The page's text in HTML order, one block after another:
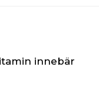
innebär